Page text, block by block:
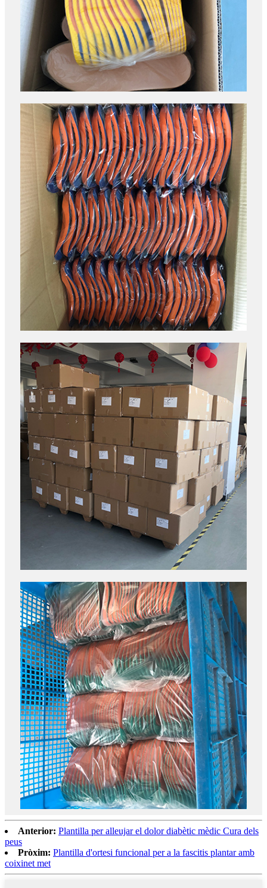
Anterior: Plantilla per alleujar el dolor diabètic mèdic Cura dels
peus
Pròxim: Plantilla d'ortesi funcional per a la fascitis plantar amb
coixinet met